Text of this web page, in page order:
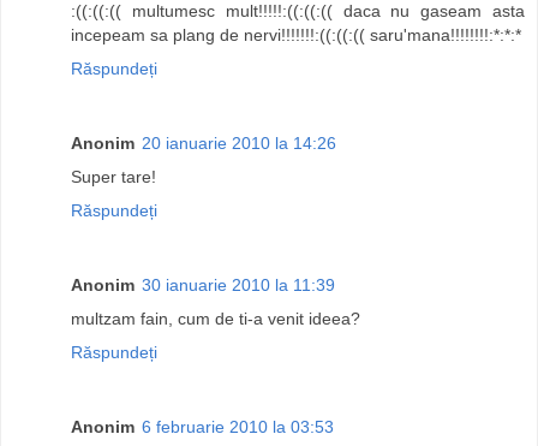
:((:((:(( multumesc mult!!!!!:((:((:(( daca nu gaseam asta
incepeam sa plang de nervi!!!!!!!:((:((:(( saru'mana!!!!!!!!:*:*:*
Răspundeți
Anonim 20 ianuarie 2010 la 14:26
Super tare!
Răspundeți
Anonim 30 ianuarie 2010 la 11:39
multzam fain, cum de ti-a venit ideea?
Răspundeți
Anonim 6 februarie 2010 la 03:53